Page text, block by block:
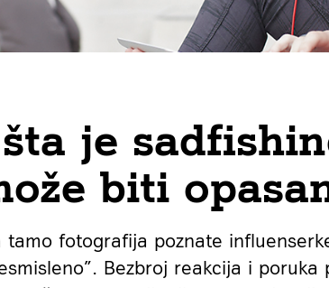
je
biti
fotografija poznate
Bezbroj reakcija i poruka